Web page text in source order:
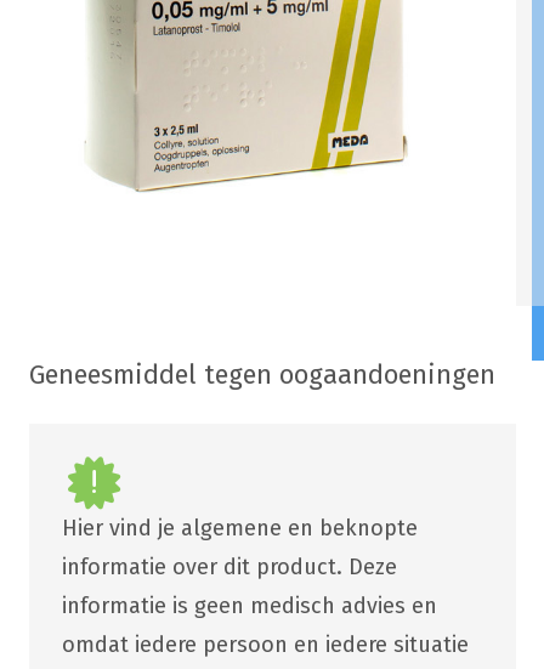
Geneesmiddel tegen oogaandoeningen
Hier vind je algemene en beknopte
informatie over dit product. Deze
informatie is geen medisch advies en
omdat iedere persoon en iedere situatie